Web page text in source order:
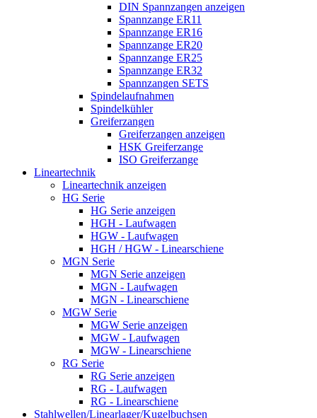
DIN Spannzangen anzeigen
Spannzange ER11
Spannzange ER16
Spannzange ER20
Spannzange ER25
Spannzange ER32
Spannzangen SETS
Spindelaufnahmen
Spindelkühler
Greiferzangen
Greiferzangen anzeigen
HSK Greiferzange
ISO Greiferzange
Lineartechnik
Lineartechnik anzeigen
HG Serie
HG Serie anzeigen
HGH - Laufwagen
HGW - Laufwagen
HGH / HGW - Linearschiene
MGN Serie
MGN Serie anzeigen
MGN - Laufwagen
MGN - Linearschiene
MGW Serie
MGW Serie anzeigen
MGW - Laufwagen
MGW - Linearschiene
RG Serie
RG Serie anzeigen
RG - Laufwagen
RG - Linearschiene
Stahlwellen/Linearlager/Kugelbuchsen